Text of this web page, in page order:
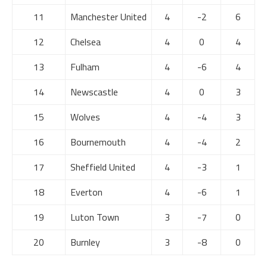
11
Manchester United 4 -2
6
12
Chelsea 4 0
4
13
Fulham 4 -6
4
14
Newscastle 4 0
3
15
Wolves 4 -4
3
16
Bournemouth 4 -4
2
17
Sheffield United 4 -3
1
18
Everton 4 -6
1
19
Luton Town 3 -7
0
20
Burnley 3 -8 0